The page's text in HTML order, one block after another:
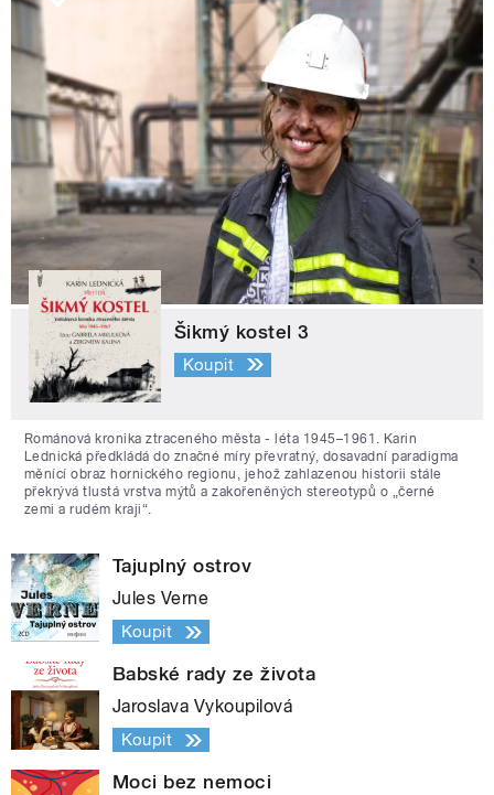
Šikmý kostel 3
Koupit
Románová kronika ztraceného města - léta 1945–1961. Karin
Lednická předkládá do značné míry převratný, dosavadní paradigma
měnící obraz hornického regionu, jehož zahlazenou historii stále
překrývá tlustá vrstva mýtů a zakořeněných stereotypů o „černé
zemi a rudém kraji“.
Tajuplný ostrov
Jules Verne
Koupit
Babské rady ze života
Jaroslava Vykoupilová
Koupit
Moci bez nemoci